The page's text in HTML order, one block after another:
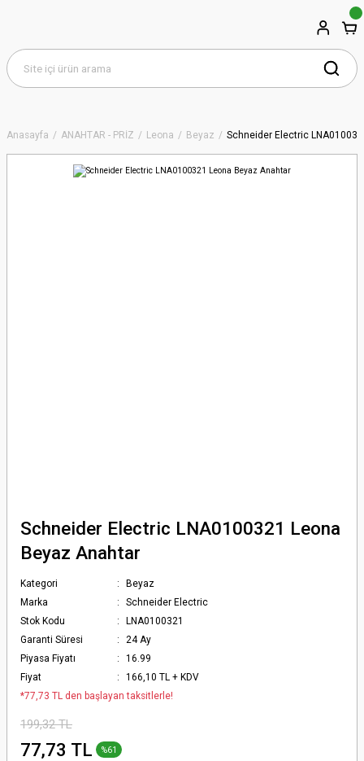
Anasayfa ANAHTAR - PRİZ Leona Beyaz Schneider Electric
Schneider Electric LNA0100321 Leona
Beyaz Anahtar
Kategori
Beyaz
Marka
Schneider Electric
Stok Kodu
LNA0100321
Garanti Süresi
24 Ay
Piyasa Fiyatı
16.99
Fiyat
166,10 TL + KDV
*77,73 TL den başlayan taksitlerle!
199,32 TL
77,73 TL %61